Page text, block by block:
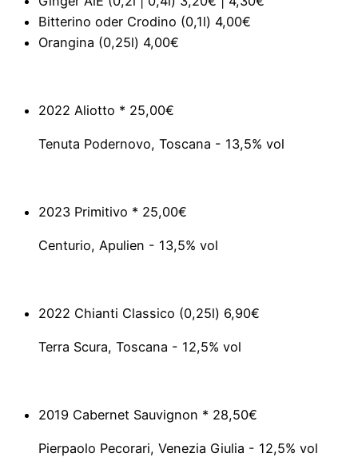
Bitterino oder Crodino (0,1l) 4,00€
Orangina (0,25l) 4,00€
2022 Aliotto * 25,00€
Tenuta Podernovo, Toscana - 13,5% vol
2023 Primitivo * 25,00€
Centurio, Apulien - 13,5% vol
2022 Chianti Classico (0,25l) 6,90€
Terra Scura, Toscana - 12,5% vol
2019 Cabernet Sauvignon * 28,50€
Pierpaolo Pecorari, Venezia Giulia - 12,5% vol